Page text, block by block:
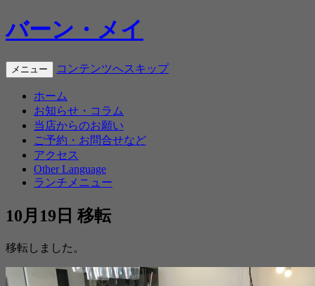
バーン・メイ
メニュー コンテンツへスキップ
ホーム
お知らせ・コラム
当店からのお願い
ご予約・お問合せなど
アクセス
Other Language
ランチメニュー
10月19日 移転
移転しました。